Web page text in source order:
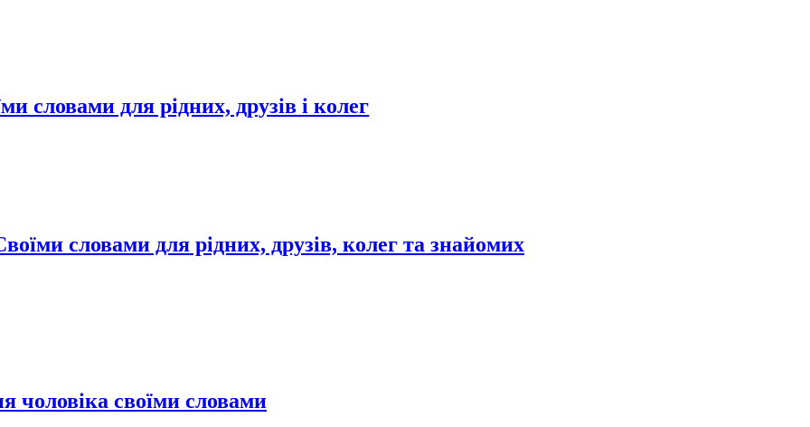
словами для рідних, друзів і колег
словами для рідних, друзів, колег та знайомих
чоловіка своїми словами